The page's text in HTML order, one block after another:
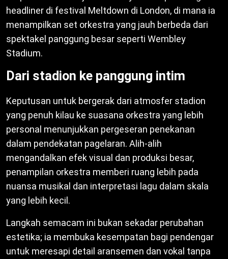
headliner di festival Meltdown di London, di mana ia
menampilkan set orkestra yang jauh berbeda dari
spektakel panggung besar seperti Wembley
Stadium.
Dari stadion ke panggung intim
Keputusan untuk bergerak dari atmosfer stadion
yang penuh kilau ke suasana orkestra yang lebih
personal menunjukkan pergeseran penekanan
dalam pendekatan pagelaran. Alih-alih
mengandalkan efek visual dan produksi besar,
penampilan orkestra memberi ruang lebih pada
nuansa musikal dan interpretasi lagu dalam skala
yang lebih kecil.
Langkah semacam ini bukan sekadar perubahan
estetika; ia membuka kesempatan bagi pendengar
untuk meresapi detail aransemen dan vokal tanpa